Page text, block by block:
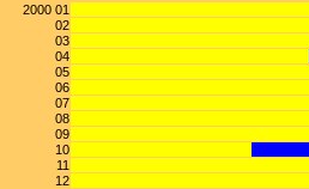
2000 01
02
03
04
05
06
07
08
09
10
11
12